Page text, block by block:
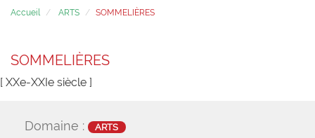
Accueil ARTS SOMMELIÈRES
SOMMELIÈRES
[ XXe-XXIe siècle ]
Domaine : ARTS